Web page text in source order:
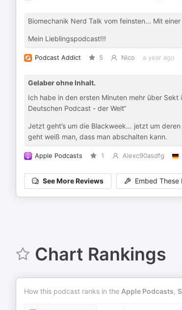
Biomechanik Nerd Talk vom feinsten... Mit
Mein Lieblingspodcast!!!
Podcast Addict 5 Nico a year ago
Gelaber ohne Inhalt.
Ich habe in den ersten Minuten mehr über
Deutschen Podcast - der Welt“
Jetzt geht’s um die Blackweek… jetzt um
geht weiß man, dass man abschalten kann.
Apple Podcasts 1 Alexc90asdfg
See More Reviews Embed These
Chart Rankings
How this podcast ranks in the Apple Podcasts,